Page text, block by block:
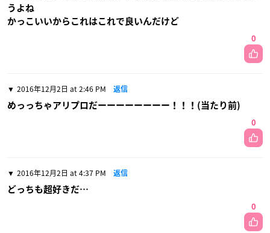
うよね
かっこいいからこれはこれで良いんだけど
0
2016年12月2日 at 2:46 PM 返信
めっっちゃアリプロだーーーーーーーー！！！(当たり前)
0
2016年12月2日 at 4:37 PM 返信
どっちも超好きだ…
0